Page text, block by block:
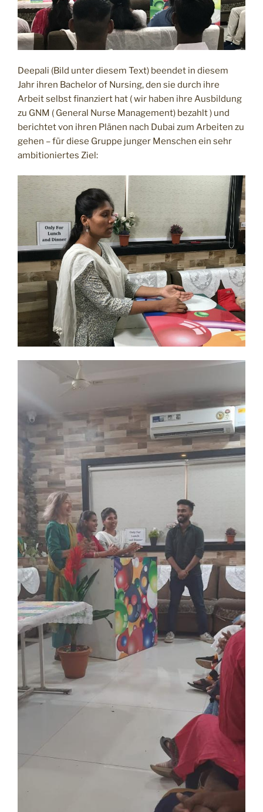
Deepali (Bild unter diesem Text) beendet in diesem
Jahr ihren Bachelor of Nursing, den sie durch ihre
Arbeit selbst finanziert hat ( wir haben ihre Ausbildung
zu GNM ( General Nurse Management) bezahlt ) und
berichtet von ihren Plänen nach Dubai zum Arbeiten zu
gehen – für diese Gruppe junger Menschen ein sehr
ambitioniertes Ziel: